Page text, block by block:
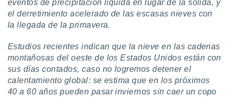
eventos de precipitación líquida en lugar de la sólida, y
el derretimiento acelerado de las escasas nieves con
la llegada de la primavera.
Estudios recientes indican que la nieve en las cadenas
montañosas del oeste de los Estados Unidos están con
sus días contados, caso no logremos detener el
calentamiento global: se estima que en los próximos
40 a 60 años pueden pasar inviernos sin caer un copo